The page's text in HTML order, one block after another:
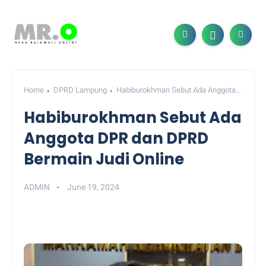
Home DPRD Lampung
Habiburokhman Sebut Ada Anggota
Habiburokhman Sebut Ada
Anggota DPR dan DPRD
Bermain Judi Online
ADMIN June 19, 2024